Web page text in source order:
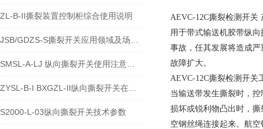
ZL-B-II撕裂装置控制柜综合使用说明
S2000-L-03纵向撕裂开关技术参数
AEVC-12C撕裂检测开关
用于带式输送机胶带纵
事故，任其发展将造成
故障扩大。
AEVC-12C撕裂检测开关
当输送带发生撕裂时，
损坏或锐利物凸出时，
空钢丝绳连接起来。航